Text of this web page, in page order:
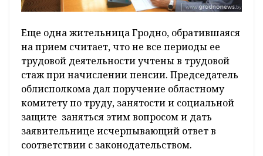
Еще одна жительница Гродно, обратившаяся
на прием считает, что не все периоды ее
трудовой деятельности учтены в трудовой
стаж при начислении пенсии. Председатель
облисполкома дал поручение областному
комитету по труду, занятости и социальной
защите заняться этим вопросом и дать
заявительнице исчерпывающий ответ в
соответствии с законодательством.